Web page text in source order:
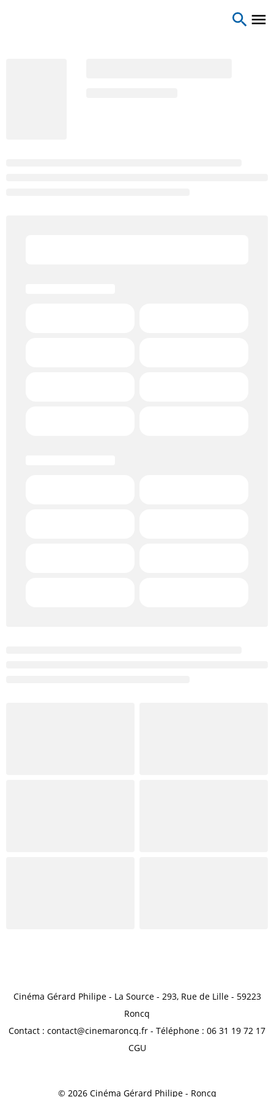
Cinéma Gérard Philipe - La Source - 293, Rue de Lille - 59223
Roncq
Contact : contact@cinemaroncq.fr - Téléphone : 06 31 19 72 17
CGU
© 2026 Cinéma Gérard Philipe - Roncq